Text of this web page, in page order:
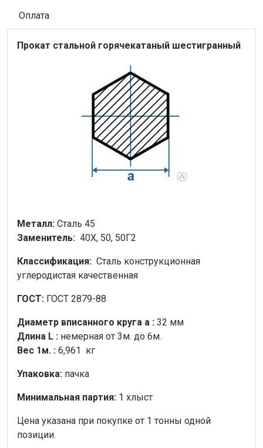
Оплата
Прокат стальной горячекатаный шестигранный
Металл: Сталь 45
Заменитель: 40Х, 50, 50Г2
Классификация: Сталь конструкционная
углеродистая качественная
ГОСТ: ГОСТ 2879-88
Диаметр вписанного круга a : 32 мм
Длина L : немерная от 3м. до 6м.
Вес 1м. : 6,961 кг
Упаковка: пачка
Минимальная партия: 1 хлыст
Цена указана при покупке от 1 тонны одной
позиции.